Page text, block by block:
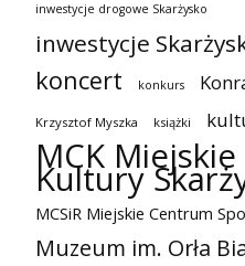
inwestycje drogowe Skarżysko
inwestycje
koncert konkurs
Krzysztof Myszka książki
MCK
Kultury
MCSiR Miejskie Centrum
Muzeum im. Orła